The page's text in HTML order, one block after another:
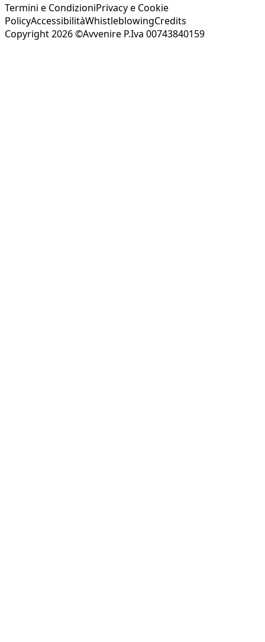
Termini e CondizioniPrivacy e Cookie
PolicyAccessibilitàWhistleblowingCredits
Copyright 2026 ©Avvenire P.Iva 00743840159